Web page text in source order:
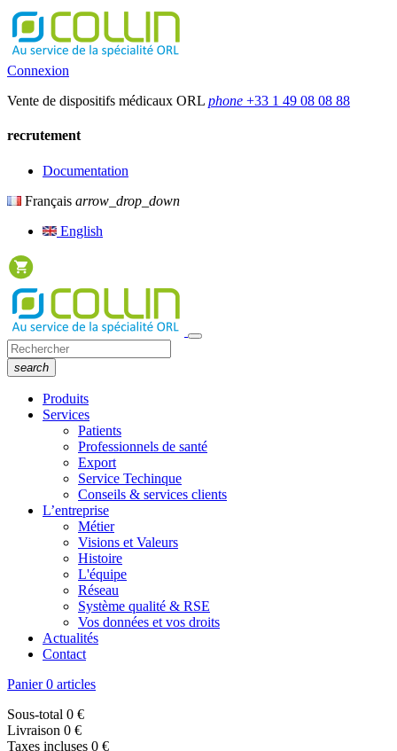
Connexion
Vente de dispositifs médicaux ORL phone +33 1 49 08 08 88
recrutement
Documentation
Français arrow_drop_down
English
search
Produits
Services
Patients
Professionnels de santé
Export
Service Techinque
Conseils & services clients
L’entreprise
Métier
Visions et Valeurs
Histoire
L'équipe
Réseau
Système qualité & RSE
Vos données et vos droits
Actualités
Contact
Panier 0 articles
Sous-total 0 €
Livraison 0 €
Taxes incluses 0 €